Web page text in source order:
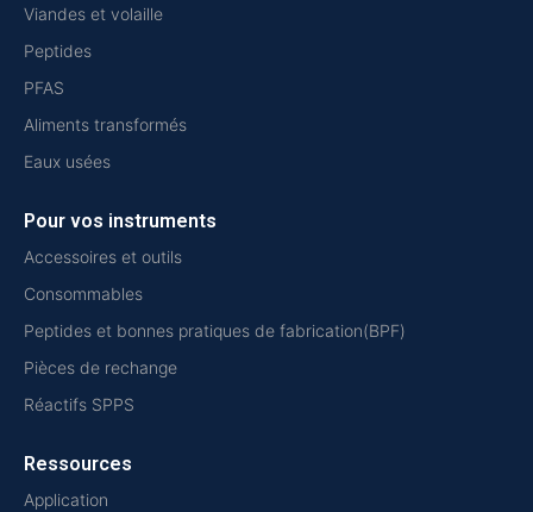
Viandes et volaille
Peptides
PFAS
Aliments transformés
Eaux usées
Pour vos instruments
Accessoires et outils
Consommables
Peptides et bonnes pratiques de fabrication(BPF)
Pièces de rechange
Réactifs SPPS
Ressources
Application